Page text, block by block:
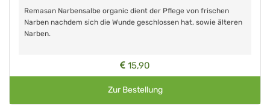
Remasan Narbensalbe organic dient der Pflege von frischen
Narben nachdem sich die Wunde geschlossen hat, sowie älteren
Narben.
15,90
Zur Bestellung